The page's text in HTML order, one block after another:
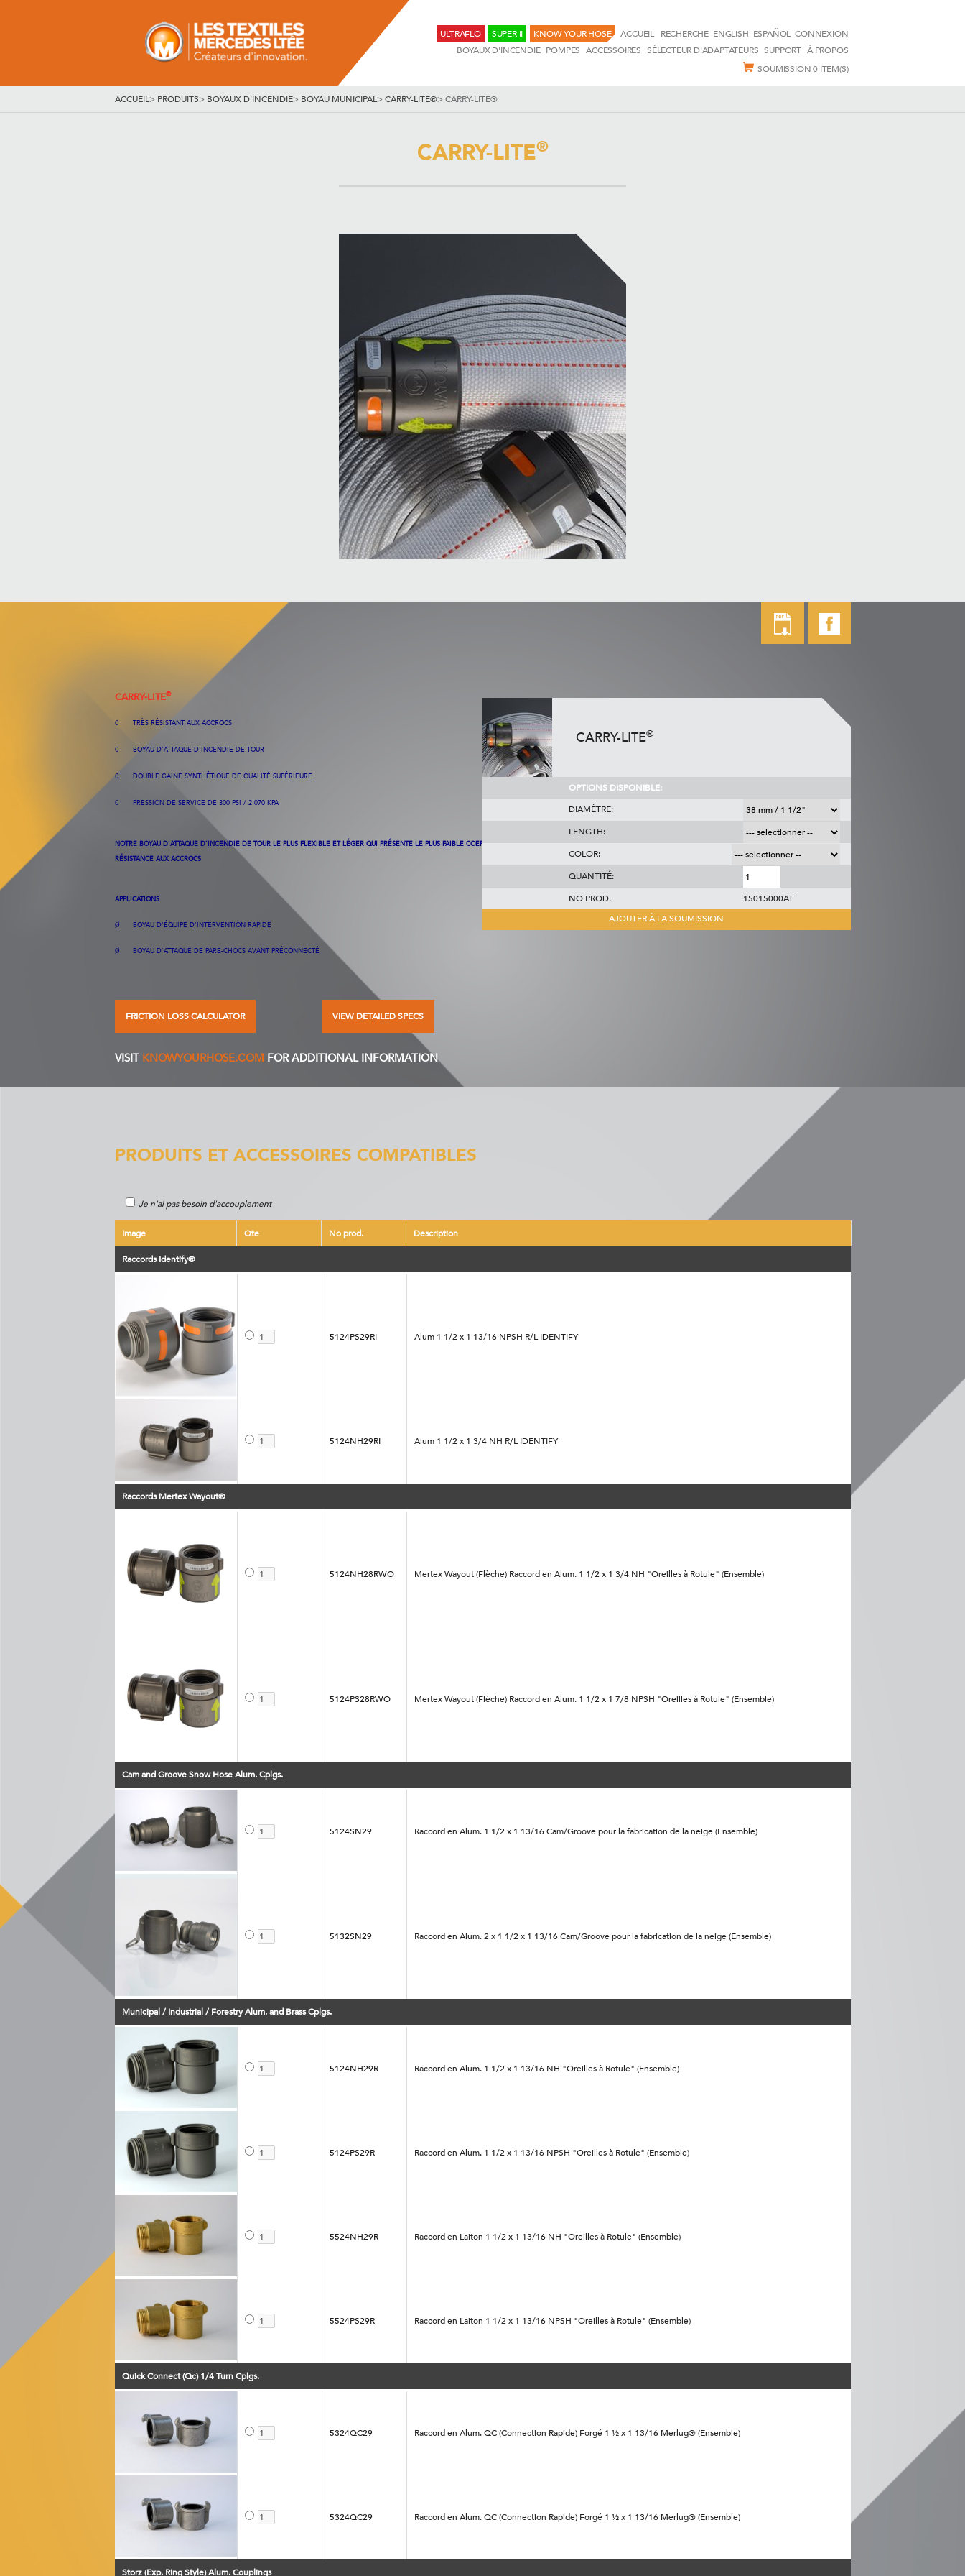
ULTRAFLO SUPER II KNOW YOUR HOSE ACCUEIL RECHERCHE ENGLISH ESPAÑOL CONNEXION
BOYAUX D'INCENDIE POMPES ACCESSOIRES SÉLECTEUR D'ADAPTATEURS SUPPORT À PROPOS
SOUMISSION0 ITEM(S)
ACCUEIL> PRODUITS> BOYAUX D'INCENDIE> BOYAU MUNICIPAL>CARRY-LITE®>CARRY-LITE®
CARRY-LITE®
CARRY-LITE®
O TRÈS RÉSISTANT AUX ACCROCS
O BOYAU D'ATTAQUE D'INCENDIE DE TOUR
O DOUBLE GAINE SYNTHÉTIQUE DE QUALITÉ SUPÉRIEURE
O PRESSION DE SERVICE DE 300 PSI / 2 070 KPA
NOTRE BOYAU D’ATTAQUE D’INCENDIE DE TOUR LE PLUS FLEXIBLE ET LÉGER QUI PRÉSENTE LE PLUS FAIBLE COEFFICIENT DE TRAÎNÉE ET LA PLUS GRANDE
RÉSISTANCE AUX ACCROCS
APPLICATIONS
Ø BOYAU D'ÉQUIPE D'INTERVENTION RAPIDE
Ø BOYAU D'ATTAQUE DE PARE-CHOCS AVANT PRÉCONNECTÉ
CARRY-LITE®
OPTIONS DISPONIBLE:
DIAMÈTRE:
LENGTH:
COLOR:
QUANTITÉ:
NO PROD.
15015000AT
AJOUTER À LA SOUMISSION
FRICTION LOSS CALCULATOR VIEW DETAILED SPECS
VISIT KNOWYOURHOSE.COM FOR ADDITIONAL INFORMATION
PRODUITS ET ACCESSOIRES COMPATIBLES
Je n'ai pas besoin d'accouplement
Image Qte No prod. Description
Raccords Identify®
5124PS29RI Alum 1 1/2 x 1 13/16 NPSH R/L IDENTIFY
5124NH29RI Alum 1 1/2 x 1 3/4 NH R/L IDENTIFY
Raccords Mertex Wayout®
5124NH28RWO Mertex Wayout (Flèche) Raccord en Alum. 1 1/2 x 1 3/4 NH "Oreilles à Rotule" (Ensemble)
5124PS28RWO Mertex Wayout (Flèche) Raccord en Alum. 1 1/2 x 1 7/8 NPSH "Oreilles à Rotule" (Ensemble)
Cam and Groove Snow Hose Alum. Cplgs.
5124SN29 Raccord en Alum. 1 1/2 x 1 13/16 Cam/Groove pour la fabrication de la neige (Ensemble)
5132SN29 Raccord en Alum. 2 x 1 1/2 x 1 13/16 Cam/Groove pour la fabrication de la neige (Ensemble)
Municipal / Industrial / Forestry Alum. and Brass Cplgs.
5124NH29R Raccord en Alum. 1 1/2 x 1 13/16 NH "Oreilles à Rotule" (Ensemble)
5124PS29R Raccord en Alum. 1 1/2 x 1 13/16 NPSH "Oreilles à Rotule" (Ensemble)
5524NH29R Raccord en Laiton 1 1/2 x 1 13/16 NH "Oreilles à Rotule" (Ensemble)
5524PS29R Raccord en Laiton 1 1/2 x 1 13/16 NPSH "Oreilles à Rotule" (Ensemble)
Quick Connect (Qc) 1/4 Turn Cplgs.
5324QC29 Raccord en Alum. QC (Connection Rapide) Forgé 1 ½ x 1 13/16 Merlug® (Ensemble)
5324QC29 Raccord en Alum. QC (Connection Rapide) Forgé 1 ½ x 1 13/16 Merlug® (Ensemble)
Storz (Exp. Ring Style) Alum. Couplings